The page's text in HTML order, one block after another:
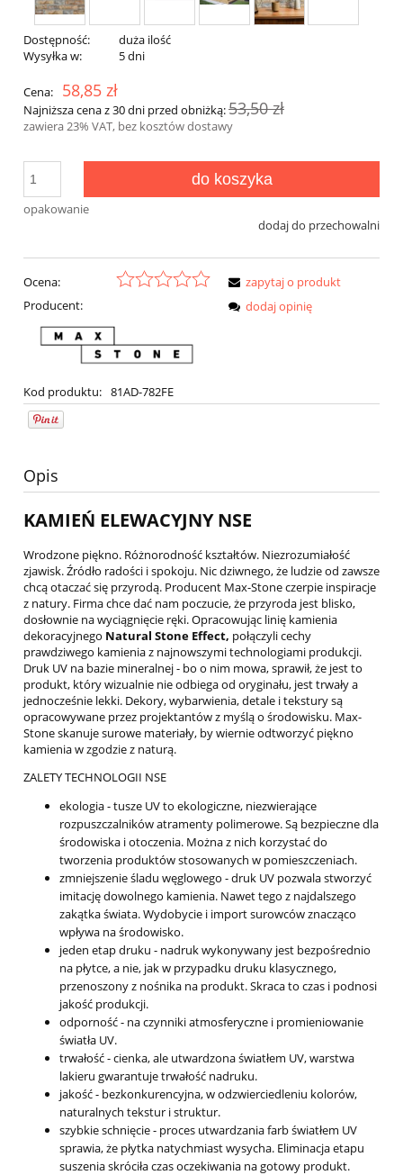
Dostępność:
duża ilość
Wysyłka w:
5 dni
Cena: 58,85 zł
Najniższa cena z 30 dni przed obniżką:53,50 zł
zawiera 23% VAT, bez kosztów dostawy
opakowanie
do koszyka
dodaj do przechowalni
Ocena:
Producent:
Kod produktu: 81AD-782FE
zapytaj o produkt
dodaj opinię
Opis
KAMIEŃ ELEWACYJNY NSE
Wrodzone piękno. Różnorodność kształtów. Niezrozumiałość
zjawisk. Źródło radości i spokoju. Nic dziwnego, że ludzie od zawsze
chcą otaczać się przyrodą. Producent Max-Stone czerpie inspiracje
z natury. Firma chce dać nam poczucie, że przyroda jest blisko,
dosłownie na wyciągnięcie ręki. Opracowując linię kamienia
dekoracyjnego Natural Stone Effect, połączyli cechy
prawdziwego kamienia z najnowszymi technologiami produkcji.
Druk UV na bazie mineralnej - bo o nim mowa, sprawił, że jest to
produkt, który wizualnie nie odbiega od oryginału, jest trwały a
jednocześnie lekki. Dekory, wybarwienia, detale i tekstury są
opracowywane przez projektantów z myślą o środowisku. Max-
Stone skanuje surowe materiały, by wiernie odtworzyć piękno
kamienia w zgodzie z naturą.
ZALETY TECHNOLOGII NSE
ekologia - tusze UV to ekologiczne, niezwierające
rozpuszczalników atramenty polimerowe. Są bezpieczne dla
środowiska i otoczenia. Można z nich korzystać do
tworzenia produktów stosowanych w pomieszczeniach.
zmniejszenie śladu węglowego - druk UV pozwala stworzyć
imitację dowolnego kamienia. Nawet tego z najdalszego
zakątka świata. Wydobycie i import surowców znacząco
wpływa na środowisko.
jeden etap druku - nadruk wykonywany jest bezpośrednio
na płytce, a nie, jak w przypadku druku klasycznego,
przenoszony z nośnika na produkt. Skraca to czas i podnosi
jakość produkcji.
odporność - na czynniki atmosferyczne i promieniowanie
światła UV.
trwałość - cienka, ale utwardzona światłem UV, warstwa
lakieru gwarantuje trwałość nadruku.
jakość - bezkonkurencyjna, w odzwierciedleniu kolorów,
naturalnych tekstur i struktur.
szybkie schnięcie - proces utwardzania farb światłem UV
sprawia, że płytka natychmiast wysycha. Eliminacja etapu
suszenia skróciła czas oczekiwania na gotowy produkt.